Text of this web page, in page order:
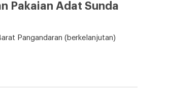
Pakaian Adat Sunda
Pangandaran (berkelanjutan)